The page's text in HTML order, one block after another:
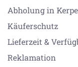
Abholung in
Käuferschutz
Lieferzeit &
Reklamation